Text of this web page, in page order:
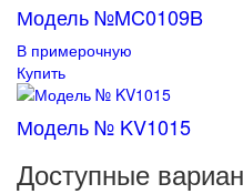
Модель №MC0109B
В примерочную
Купить
Модель № KV1015
Доступные